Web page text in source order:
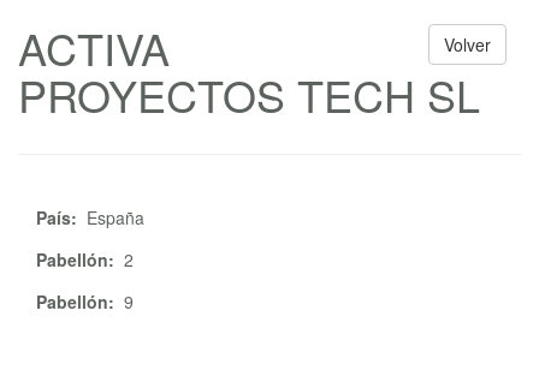
Volver
ACTIVA
PROYECTOS TECH SL
País: España
Pabellón: 2
Pabellón: 9